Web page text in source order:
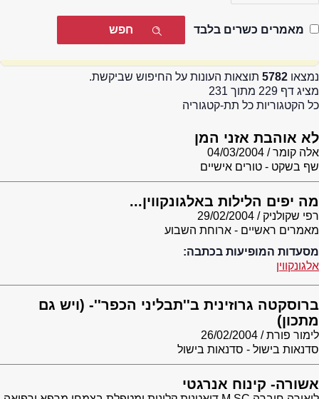
מאמרים כשרים בלבד
נמצאו 5782 תוצאות העונות על החיפוש שביקשת.
מציג דף 229 מתוך 231
כל הקטגוריות כל תת-קטגוריה
לא אוהבת אזני המן
אלה קומר
04/03/2004
שף בשקט - טורים אישיים
מה יפים הלילות באלגונקווין...
רפי שקולניק 29/02/2004
מאמרים ראשיים - ארוחת השבוע
מסעדות המופיעות בכתבה:
אלגונקווין
ברוסקטה גרוזינית ב''תבליני הכפר''- (ויש גם
מתכון)
לימור פורת
26/02/2004
סדנאות בישול - סדנאות בישול
אשורה- קינוח אנרגטי